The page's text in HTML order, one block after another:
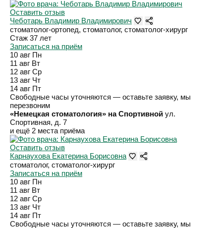
Оставить отзыв
Чеботарь Владимир Владимирович
стоматолог-ортопед, стоматолог, стоматолог-хирург
Стаж 37 лет
Записаться на приём
10 авг Пн
11 авг Вт
12 авг Ср
13 авг Чт
14 авг Пт
Свободные часы уточняются — оставьте заявку, мы
перезвоним
«Немецкая стоматология» на Спортивной ул.
Спортивная, д. 7
и ещё 2 места приёма
Оставить отзыв
Карнаухова Екатерина Борисовна
стоматолог, стоматолог-хирург
Записаться на приём
10 авг Пн
11 авг Вт
12 авг Ср
13 авг Чт
14 авг Пт
Свободные часы уточняются — оставьте заявку, мы